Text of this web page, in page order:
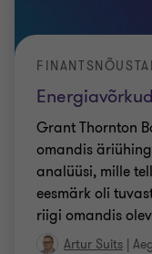
Grant Thornton
omandis
analüüsi, mille
eesmärk oli
riigi omandis
Artur Suits |